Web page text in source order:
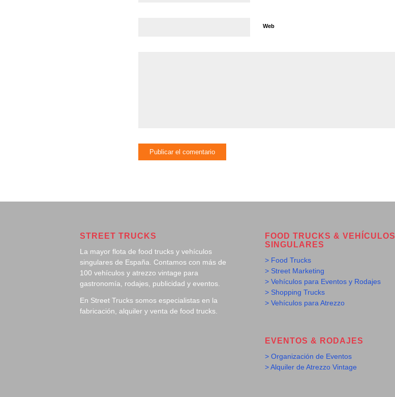
Web
STREET TRUCKS
La mayor flota de food trucks y vehículos
singulares de España. Contamos con más de
100 vehículos y atrezzo vintage para
gastronomía, rodajes, publicidad y eventos.
En Street Trucks somos especialistas en la
fabricación, alquiler y venta de food trucks.
FOOD TRUCKS & VEHÍCULOS
SINGULARES
> Food Trucks
> Street Marketing
> Vehículos para Eventos y Rodajes
> Shopping Trucks
> Vehículos para Atrezzo
EVENTOS & RODAJES
> Organización de Eventos
> Alquiler de Atrezzo Vintage